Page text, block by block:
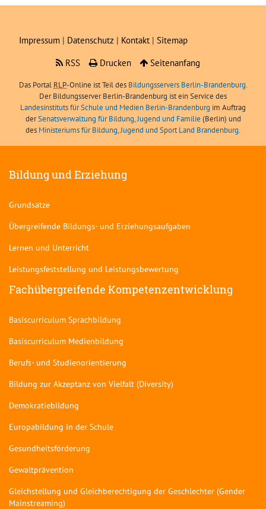
Impressum | Datenschutz | Kontakt | Sitemap
RSS
Drucken Seitenanfang
Das Portal RLP-Online ist Teil des Bildungsservers Berlin-Brandenburg.
Der Bildungsserver Berlin-Brandenburg ist ein Service des
Landesinstituts für Schule und Medien Berlin-Brandenburg im Auftrag
derSenatsverwaltung für Bildung, Jugend und Familie (Berlin) und
des Ministeriums für Bildung, Jugend und Sport Land Brandenburg.
Bildung und Erziehung
Grundsätze
Übergreifende Bildungs- und Erziehungsaufgaben
Lernen und Unterricht
Leistungsfeststellung und Leistungsbewertung
Fachübergreifende Kompetenzentwicklung
Basiscurriculum Sprachbildung
Basiscurriculum Medienbildung
Berufs- und Studienorientierung
Bildung zur Akzeptanz von Vielfalt (Diversity)
Demokratiebildung
Europabildung in der Schule
Gesundheitsförderung
Gewaltprävention
Gleichstellung und Gleichberechtigung der Geschlechter (Gender
Mainstreaming)